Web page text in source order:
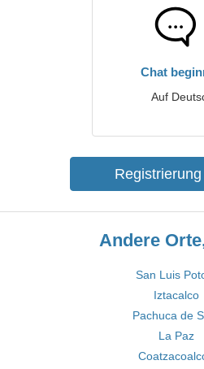
Chat
Auf
Andere
San Luis
Iztacalco
Pachuca de
La Paz